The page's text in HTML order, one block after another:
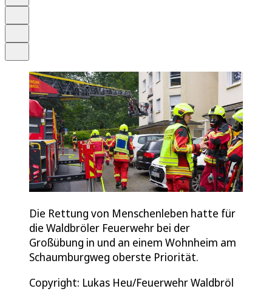
Die Rettung von Menschenleben hatte für
die Waldbröler Feuerwehr bei der
Großübung in und an einem Wohnheim am
Schaumburgweg oberste Priorität.
Copyright: Lukas Heu/Feuerwehr Waldbröl